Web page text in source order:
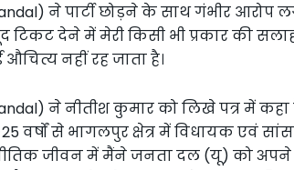
ने पार्टी छोड़ने के साथ गंभीर आरोप
देने में मेरी किसी भी प्रकार की
नहीं रह जाता है।
ने नीतीश कुमार को लिखे पत्र में कहा
वर्षों से भागलपुर क्षेत्र में विधायक एवं
जीवन में मैंने जनता दल (यू) को